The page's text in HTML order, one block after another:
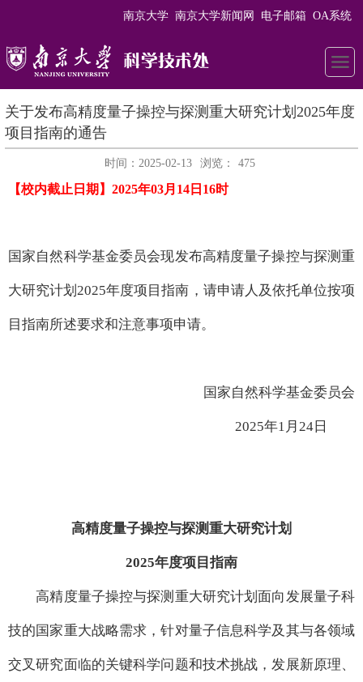
南京大学 南京大学新闻网 电子邮箱 OA系统
关于发布高精度量子操控与探测重大研究计划2025年度
项目指南的通告
时间：2025-02-13 浏览： 475
【校内截止日期】2025年03月14日16时
国家自然科学基金委员会现发布高精度量子操控与探测重
大研究计划2025年度项目指南，请申请人及依托单位按项
目指南所述要求和注意事项申请。
国家自然科学基金委员会
2025年1月24日
高精度量子操控与探测重大研究计划
2025年度项目指南
高精度量子操控与探测重大研究计划面向发展量子科
技的国家重大战略需求，针对量子信息科学及其与各领域
交叉研究面临的关键科学问题和技术挑战，发展新原理、